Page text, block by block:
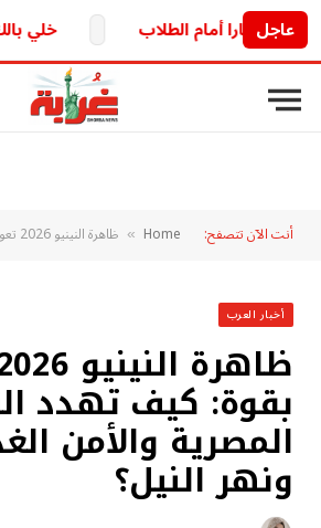
عاجل خلي بالك
أنت الآن تتصفح: Home
» ظاهرة النينيو 2026 تعود بقوة: كيف تهدد الزراعة المصرية والأمن الغذائي ونهر النيل؟
أخبار العرب
بقوة: كيف تهدد
المصرية والأمن
ونهر النيل؟